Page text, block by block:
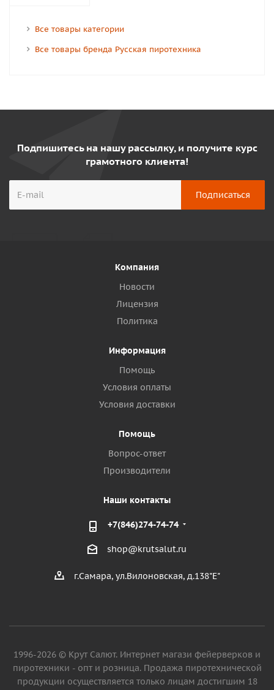
Все товары категории
Все товары бренда Русская пиротехника
Подпишитесь на нашу рассылку, и получите курс
грамотного клиента!
Компания
Новости
Лицензия
Политика
Информация
Помощь
Условия оплаты
Условия доставки
Помощь
Вопрос-ответ
Производители
Наши контакты
+7(846)274-74-74
shop@krutsalut.ru
г.Самара, ул.Вилоновская, д.138"Е"
1996-2026 © Крут Салют. Интернет магази фейерверков и
пиротехники - опт и розница. Продажа пиротехнической
продукции осуществляется только лицам достигшим 18